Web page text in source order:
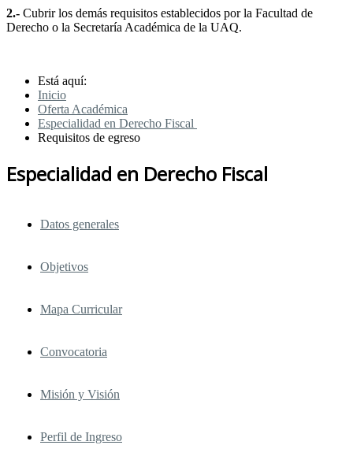
2.- Cubrir los demás requisitos establecidos por la Facultad de
Derecho o la Secretaría Académica de la UAQ.
Está aquí:
Inicio
Oferta Académica
Especialidad en Derecho Fiscal
Requisitos de egreso
Especialidad en Derecho Fiscal
Datos generales
Objetivos
Mapa Curricular
Convocatoria
Misión y Visión
Perfil de Ingreso